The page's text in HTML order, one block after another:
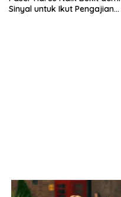
Sinyal untuk Ikut Pengajian